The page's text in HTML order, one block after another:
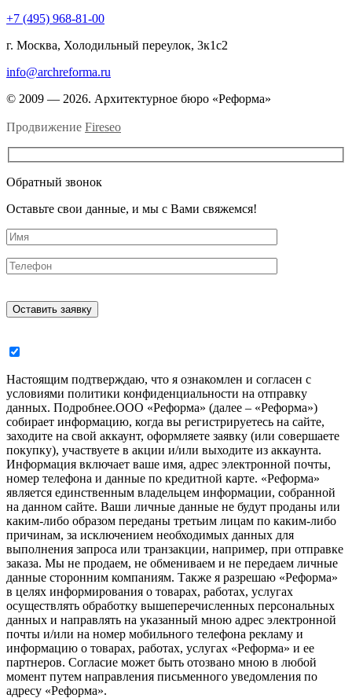
+7 (495) 968-81-00
г. Москва, Холодильный переулок, 3к1с2
info@archreforma.ru
© 2009 — 2026. Архитектурное бюро «Реформа»
Продвижение Fireseo
Обратный звонок
Оставьте свои данные, и мы с Вами свяжемся!
Настоящим подтверждаю, что я ознакомлен и согласен с
условиями политики конфиденциальности на отправку
данных. Подробнее.ООО «Реформа» (далее – «Реформа»)
собирает информацию, когда вы регистрируетесь на сайте,
заходите на свой аккаунт, оформляете заявку (или совершаете
покупку), участвуете в акции и/или выходите из аккаунта.
Информация включает ваше имя, адрес электронной почты,
номер телефона и данные по кредитной карте. «Реформа»
является единственным владельцем информации, собранной
на данном сайте. Ваши личные данные не будут проданы или
каким-либо образом переданы третьим лицам по каким-либо
причинам, за исключением необходимых данных для
выполнения запроса или транзакции, например, при отправке
заказа. Мы не продаем, не обмениваем и не передаем личные
данные сторонним компаниям. Также я разрешаю «Реформа»
в целях информирования о товарах, работах, услугах
осуществлять обработку вышеперечисленных персональных
данных и направлять на указанный мною адрес электронной
почты и/или на номер мобильного телефона рекламу и
информацию о товарах, работах, услугах «Реформа» и ее
партнеров. Согласие может быть отозвано мною в любой
момент путем направления письменного уведомления по
адресу «Реформа».